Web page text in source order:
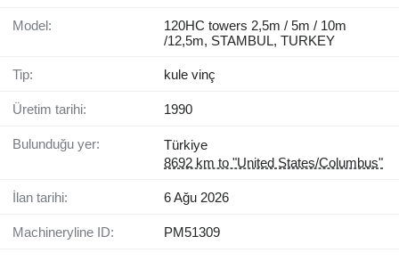
Model:
120HC towers 2,5m / 5m / 10m
/12,5m, STAMBUL, TURKEY
Tip: kule vinç
Üretim tarihi: 1990
Bulunduğu yer:
Türkiye
8692 km to "United States/Columbus"
İlan tarihi: 6 Ağu 2026
Machineryline ID: PM51309